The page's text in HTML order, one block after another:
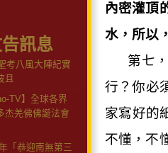
訊息
考八風大陣紀實
且
TV】全球各界
杰羌佛佛誕法會
「恭迎南無第三
內密灌頂
水，所以
第七
行？你必
家寫好的
不懂，不